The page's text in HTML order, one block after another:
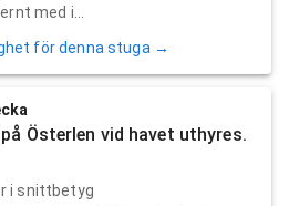
med i...
för denna stuga →
Österlen vid havet uthyres.
i snittbetyg